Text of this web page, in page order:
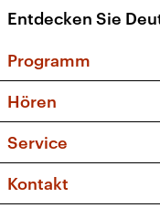
Entdecken Sie
Programm
Sendungen
Musikliste
Kakadu –
Hören
Frequenzen
Service
FAQ
Kontakt